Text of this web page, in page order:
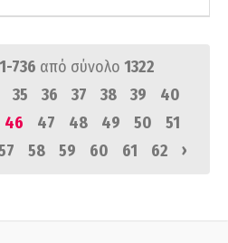
736 από σύνολο 1322
35 36 37 38 39
40
46 47 48 49 50
51
58 59 60 61 62 ›